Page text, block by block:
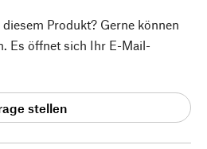
Produkt? Gerne können
Es öffnet sich Ihr E-Mail-
stellen